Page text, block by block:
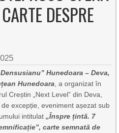
DESPRE
Hunedoara – Deva,
Hunedoara , a organizat în
Creștin „Next Level” din Deva,
excepție, eveniment așezat sub
intitulat„Înspre țintă. 7
carte semnată de